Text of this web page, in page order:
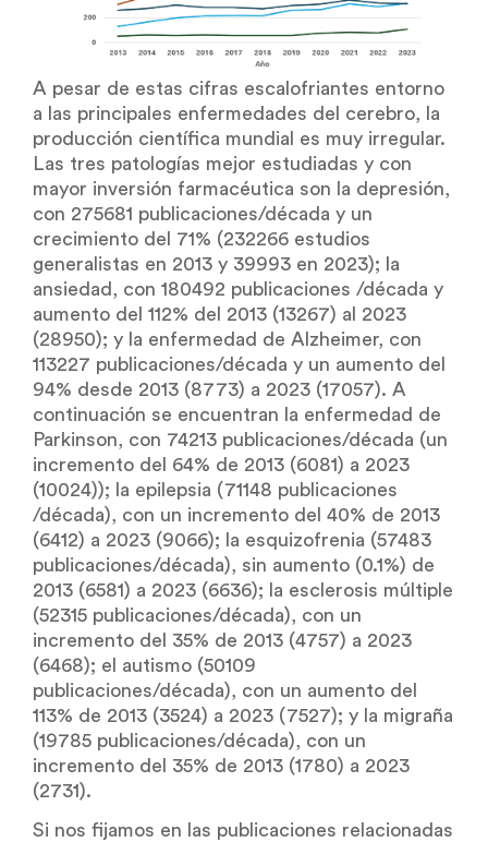
A pesar de estas cifras escalofriantes entorno
a las principales enfermedades del cerebro, la
producción científica mundial es muy irregular.
Las tres patologías mejor estudiadas y con
mayor inversión farmacéutica son la depresión,
con 275681 publicaciones/década y un
crecimiento del 71% (232266 estudios
generalistas en 2013 y 39993 en 2023); la
ansiedad, con 180492 publicaciones /década y
aumento del 112% del 2013 (13267) al 2023
(28950); y la enfermedad de Alzheimer, con
113227 publicaciones/década y un aumento del
94% desde 2013 (8773) a 2023 (17057). A
continuación se encuentran la enfermedad de
Parkinson, con 74213 publicaciones/década (un
incremento del 64% de 2013 (6081) a 2023
(10024)); la epilepsia (71148 publicaciones
/década), con un incremento del 40% de 2013
(6412) a 2023 (9066); la esquizofrenia (57483
publicaciones/década), sin aumento (0.1%) de
2013 (6581) a 2023 (6636); la esclerosis múltiple
(52315 publicaciones/década), con un
incremento del 35% de 2013 (4757) a 2023
(6468); el autismo (50109
publicaciones/década), con un aumento del
113% de 2013 (3524) a 2023 (7527); y la migraña
(19785 publicaciones/década), con un
incremento del 35% de 2013 (1780) a 2023
(2731).
Si nos fijamos en las publicaciones relacionadas